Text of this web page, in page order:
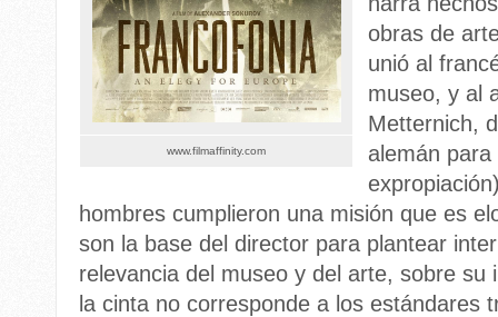
www.filmaffinity.com
obras de
unió al
museo, y al
Metternich,
alemán para
hombres cumplieron una misión que es
son la base del director para plantear
relevancia del museo y del arte, sobre su
la cinta no corresponde a los estándares